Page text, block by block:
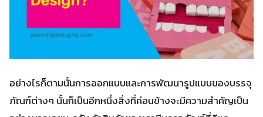
อย่างไรก็ตามนั้นการออกแบบและการพัฒนารูปแบบของบรรจุ
ภัณฑ์ต่างๆ นั้นก็เป็นอีกหนึ่งสิ่งที่ค่อนข้างจะมีความสำคัญเป็น